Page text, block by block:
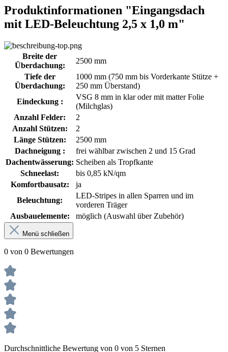
Produktinformationen "Eingangsdach
mit LED-Beleuchtung 2,5 x 1,0 m"
Breite der
Überdachung:
2500 mm
Tiefe der
Überdachung:
1000 mm (750 mm bis Vorderkante Stütze +
250 mm Überstand)
Eindeckung :
VSG 8 mm in klar oder mit matter Folie
(Milchglas)
Anzahl Felder:
2
Anzahl Stützen:
2
Länge Stützen:
2500 mm
Dachneigung :
frei wählbar zwischen 2 und 15 Grad
Dachentwässerung: Scheiben als Tropfkante
Schneelast:
bis 0,85 kN/qm
Komfortbausatz:
ja
Beleuchtung:
LED-Stripes in allen Sparren und im
vorderen Träger
Ausbauelemente:
möglich (Auswahl über Zubehör)
Menü schließen
0 von 0 Bewertungen
Durchschnittliche Bewertung von 0 von 5 Sternen